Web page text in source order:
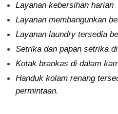
Layanan kebersihan harian
Layanan membangunkan
Layanan laundry tersedia
Setrika dan papan setrika
Kotak brankas di dalam
Handuk kolam renang
permintaan.